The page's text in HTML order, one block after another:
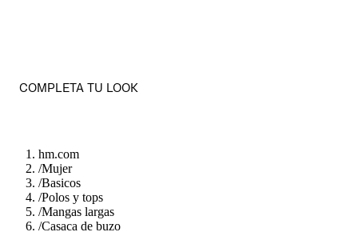
COMPLETA TU LOOK
hm.com
/Mujer
/Basicos
/Polos y tops
/Mangas largas
/Casaca de buzo